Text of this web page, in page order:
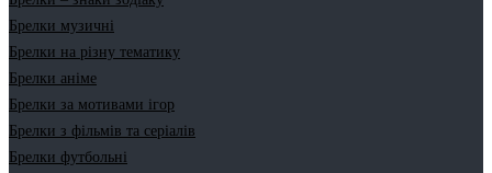
Брелки музичні
Брелки на різну тематику
Брелки аніме
Брелки за мотивами ігор
Брелки з фільмів та серіалів
Брелки футбольні